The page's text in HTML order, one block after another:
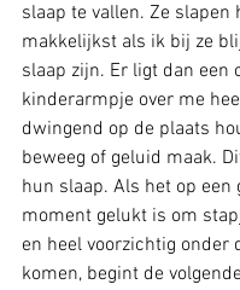
slaap te vallen. Ze slapen
makkelijkst als ik bij ze
slaap zijn. Er ligt dan een
kinderarmpje over me
dwingend op de plaats
beweeg of geluid maak.
hun slaap. Als het op een
moment gelukt is om
en heel voorzichtig onder
komen, begint de